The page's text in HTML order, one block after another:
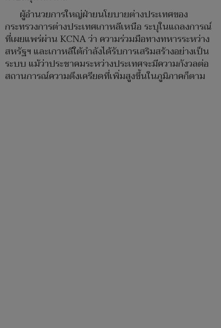
ผู้อำนวยการใหญ่ฝ่ายนโยบายต่างประเทศของ
กระทรวงการต่างประเทศเกาหลีเหนือ ระบุในแถลงการณ์
ที่เผยแพร่ผ่าน KCNA ว่า ความร่วมมือทางทหารระหว่าง
สหรัฐฯ และเกาหลีใต้กำลังได้รับการเสริมสร้างอย่างเป็น
ระบบ แม้ว่าประชาคมระหว่างประเทศจะมีความกังวลต่อ
สถานการณ์ความตึงเครียดที่เพิ่มสูงขึ้นในภูมิภาคก็ตาม